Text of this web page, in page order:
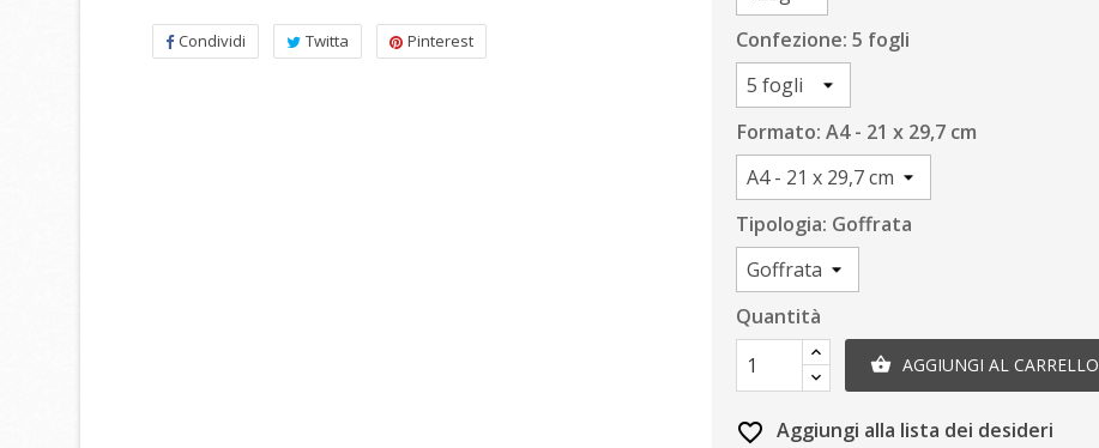
Condividi Twitta Pinterest Confezione: 5 fogli
Formato: A4 - 21 x 29,7 cm
Tipologia: Goffrata
Quantità
 AGGIUNGI AL CARRELLO
favorite_border Aggiungi alla lista dei desideri